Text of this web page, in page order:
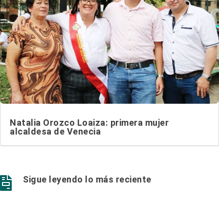
Natalia Orozco Loaiza: primera mujer
alcaldesa de Venecia
 Sigue leyendo lo más reciente